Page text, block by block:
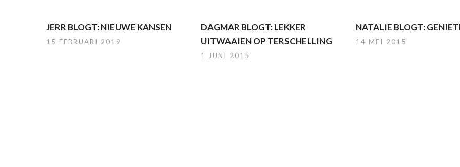
JERR BLOGT: NIEUWE KANSEN
15 FEBRUARI 2019
DAGMAR BLOGT: LEKKER
UITWAAIEN OP TERSCHELLING
1 JUNI 2015
NATALIE BLOGT:
14 MEI 2015